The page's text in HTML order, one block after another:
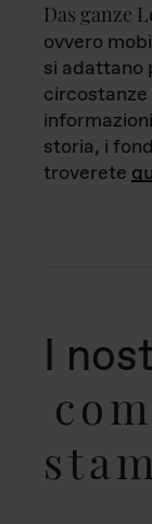
Das ganze
ovvero
si adattano
circostanze
storia, i
troverete
I